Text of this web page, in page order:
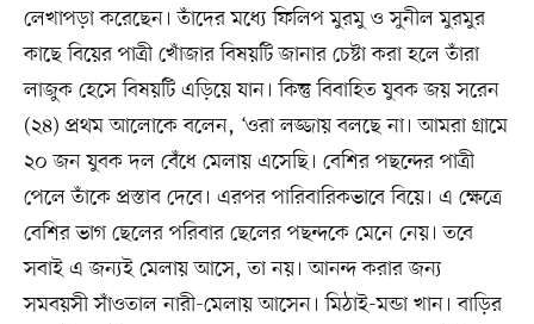
লেখাপড়া করেছেন। তাঁদের মধ্যে ফিলিপ মুরমু ও সুনীল মুরমুর
কাছে বিয়ের পাত্রী খোঁজার বিষয়টি জানার চেষ্টা করা হলে তাঁরা
লাজুক হেসে বিষয়টি এড়িয়ে যান। কিন্তু বিবাহিত যুবক জয় সরেন
(২৪) প্রথম আলোকে বলেন, ‘ওরা লজ্জায় বলছে না। আমরা গ্রামে
২০ জন যুবক দল বেঁধে মেলায় এসেছি। বেশির পছন্দের পাত্রী
পেলে তাঁকে প্রস্তাব দেবে। এরপর পারিবারিকভাবে বিয়ে। এ ক্ষেত্রে
বেশির ভাগ ছেলের পরিবার ছেলের পছন্দকে মেনে নেয়। তবে
সবাই এ জন্যই মেলায় আসে, তা নয়। আনন্দ করার জন্য
সমবয়সী সাঁওতাল নারী-মেলায় আসেন। মিঠাই-মন্ডা খান। বাড়ির